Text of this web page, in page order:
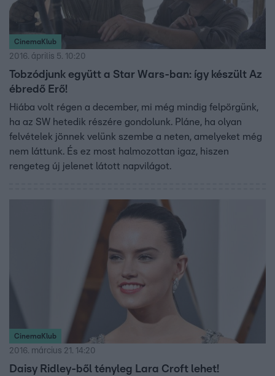
CinemaKlub
2016. április 5. 10:20
Tobzódjunk együtt a Star Wars-ban: így készült Az
ébredő Erő!
Hiába volt régen a december, mi még mindig felpörgünk,
ha az SW hetedik részére gondolunk. Pláne, ha olyan
felvételek jönnek velünk szembe a neten, amelyeket még
nem láttunk. És ez most halmozottan igaz, hiszen
rengeteg új jelenet látott napvilágot.
CinemaKlub
2016. március 21. 14:20
Daisy Ridley-ből tényleg Lara Croft lehet!